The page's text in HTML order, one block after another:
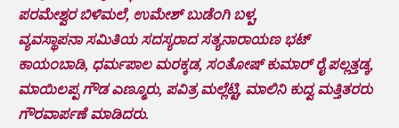
ಪರಮೇಶ್ವರ ಬಿಳಿಮಲೆ, ಉಮೇಶ್ ಬುಡೆಂಗಿ ಬಳ್ಪ,
ವ್ಯವಸ್ಥಾಪನಾ ಸಮಿತಿಯ ಸದಸ್ಯರಾದ ಸತ್ಯನಾರಾಯಣ ಭಟ್
ಕಾಯಂಬಾಡಿ, ಧರ್ಮಪಾಲ ಮರಕ್ಕಡ, ಸಂತೋಷ್ ಕುಮಾರ್ ರೈ ಪಲ್ಲತ್ತಡ್ಕ,
ಮಾಯಿಲಪ್ಪ ಗೌಡ ಎಣ್ಮೂರು, ಪವಿತ್ರ ಮಲ್ಲೆಟ್ಟಿ, ಮಾಲಿನಿ‌ ಕುದ್ವ ಮತ್ತಿತರರು
ಗೌರವಾರ್ಪಣೆ ಮಾಡಿದರು.